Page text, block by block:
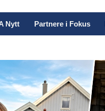
Nytt Partnere i Fokus